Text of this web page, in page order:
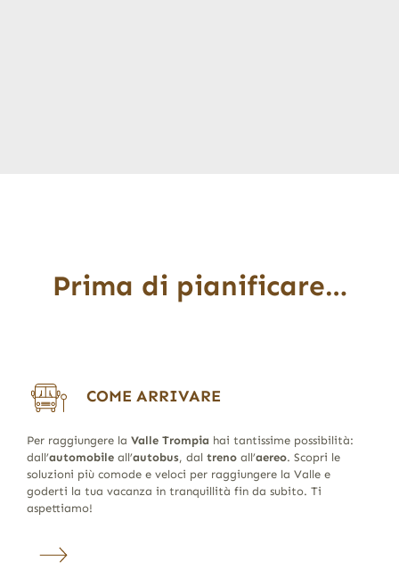
Prima di pianificare…
COME ARRIVARE
Per raggiungere la Valle Trompia hai tantissime possibilità:
dall’automobileall’autobus, dal trenoall’aereo. Scopri le
soluzioni più comode e veloci per raggiungere la Valle e
goderti la tua vacanza in tranquillità fin da subito. Ti
aspettiamo!